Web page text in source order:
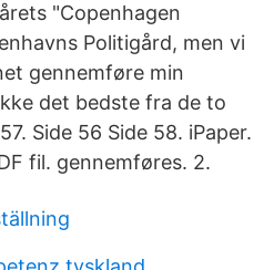
"Copenhagen
Politigård, men vi
gennemføre min
det bedste fra de to
Side 56 Side 58. iPaper.
fil. gennemføres. 2.